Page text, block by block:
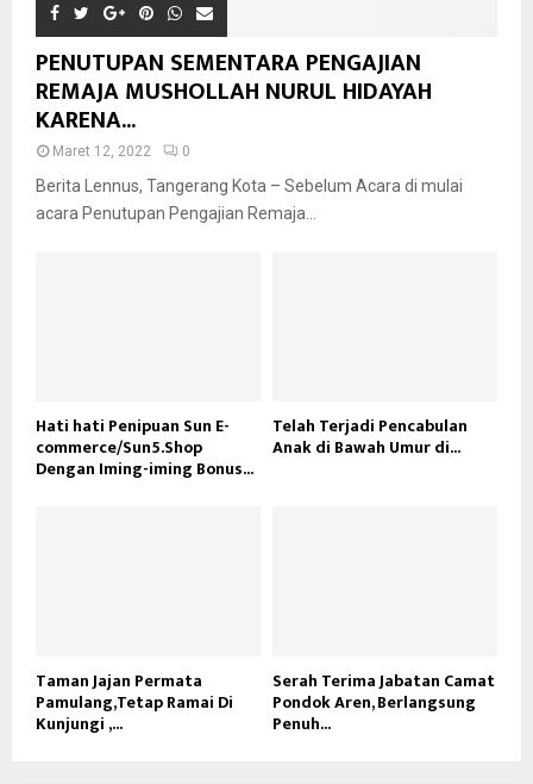
PENUTUPAN SEMENTARA PENGAJIAN
REMAJA MUSHOLLAH NURUL HIDAYAH
KARENA...
Maret 12, 2022 0
Berita Lennus, Tangerang Kota – Sebelum Acara di mulai
acara Penutupan Pengajian Remaja...
Hati hati Penipuan Sun E-
commerce/Sun5.Shop
Dengan Iming-iming Bonus...
Telah Terjadi Pencabulan
Anak di Bawah Umur di...
Taman Jajan Permata
Pamulang,Tetap Ramai Di
Kunjungi ,...
Serah Terima Jabatan Camat
Pondok Aren, Berlangsung
Penuh...